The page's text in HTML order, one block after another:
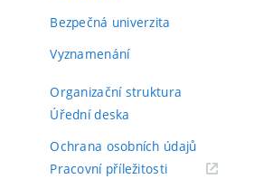
Bezpečná univerzita
Vyznamenání
Organizační struktura
Úřední deska
Ochrana osobních údajů
Pracovní příležitosti(externí